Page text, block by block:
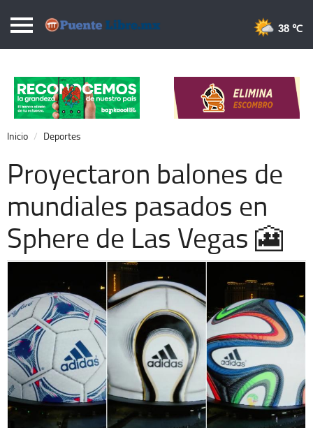
Puentelibre.mx
Local
Nacional
Opinión
Cronos
Economía
Espectáculos
Deportes
38 ℃
Inicio Deportes
Proyectaron balones de
mundiales pasados en
Sphere de Las Vegas 🎦